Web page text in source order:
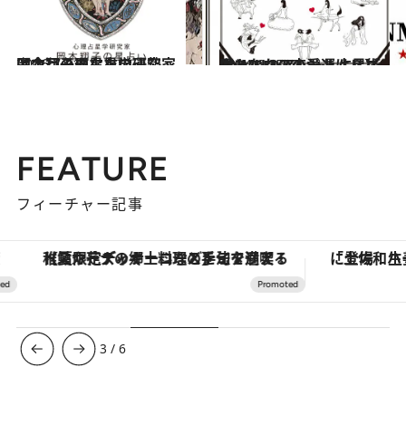
2026.7.31
【今月のあなたの運勢は？】心理占星学研究家 岡本翔子の星占い
占い 2024.6.15
【あなたの恋愛運は？】JINMUのアムール占星術 愛とエロスのジンムリズム
占い
FEATURE
フィーチャー記事
【夏限定ディナーコース】旬を迎える稚鮎や花ズッキーニなどをイタリア・トスカーナの郷土料理の手法で満喫！
3 /6